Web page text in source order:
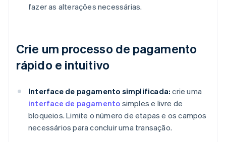
fazer as alterações necessárias.
Crie um processo de pagamento
rápido e intuitivo
Interface de pagamento simplificada: crie uma
interface de pagamento simples e livre de
bloqueios. Limite o número de etapas e os campos
necessários para concluir uma transação.